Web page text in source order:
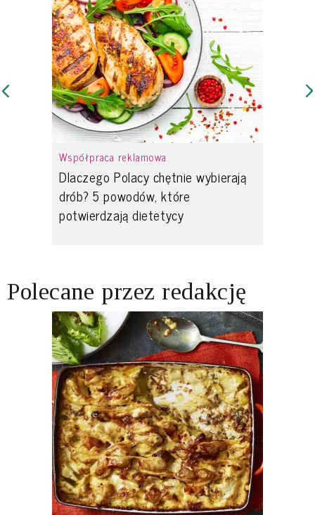
Współpraca reklamowa
Dlaczego Polacy chętnie wybierają
drób? 5 powodów, które
potwierdzają dietetycy
Polecane przez redakcję